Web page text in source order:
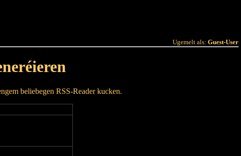
Ugemelt als: Guest-User
beliebegen RSS-Reader kucken.